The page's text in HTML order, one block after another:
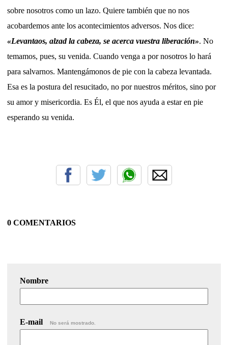
sobre nosotros como un lazo. Quiere también que no nos
acobardemos ante los acontecimientos adversos. Nos dice:
«Levantaos, alzad la cabeza, se acerca vuestra liberación». No
temamos, pues, su venida. Cuando venga a por nosotros lo hará
para salvarnos. Mantengámonos de pie con la cabeza levantada.
Esa es la postura del resucitado, no por nuestros méritos, sino por
su amor y misericordia. Es Él, el que nos ayuda a estar en pie
esperando su venida.
0 COMENTARIOS
Nombre
E-mail No será mostrado.